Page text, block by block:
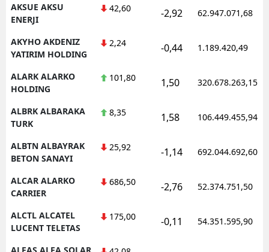
AKSUE AKSU
ENERJI
42,60 -2,92 62.947.071,68
AKYHO AKDENIZ
YATIRIM HOLDING
2,24 -0,44 1.189.420,49
ALARK ALARKO
HOLDING
101,80 1,50 320.678.263,15
ALBRK ALBARAKA
TURK
8,35 1,58 106.449.455,94
ALBTN ALBAYRAK
BETON SANAYI
25,92 -1,14 692.044.692,60
ALCAR ALARKO
CARRIER
686,50 -2,76 52.374.751,50
ALCTL ALCATEL
LUCENT TELETAS
175,00 -0,11 54.351.595,90
ALFAS ALFA SOLAR